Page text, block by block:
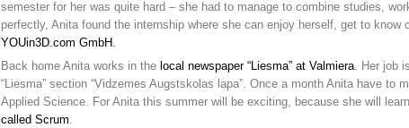
semester for her was quite hard – she had to manage to combine studies,
perfectly, Anita found the internship where she can enjoy herself, get to
YOUin3D.com GmbH.
Back home Anita works in the local newspaper “Liesma” at Valmiera. Her job
“Liesma” section “Vidzemes Augstskolas lapa”. Once a month Anita have
Applied Science. For Anita this summer will be exciting, because she will
called Scrum.